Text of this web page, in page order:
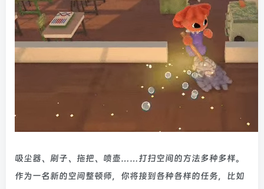
吸尘器、刷子、拖把、喷壶……打扫空间的方法多种多样。
作为一名新的空间整顿师，你将接到各种各样的任务，比如